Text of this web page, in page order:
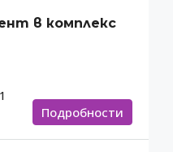
в комплекс
1
Подробности